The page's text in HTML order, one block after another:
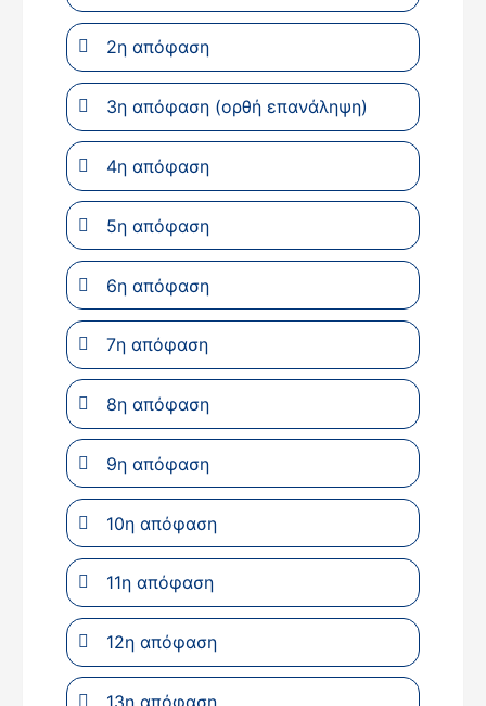
2η απόφαση
3η απόφαση (ορθή επανάληψη)
4η απόφαση
5η απόφαση
6η απόφαση
7η απόφαση
8η απόφαση
9η απόφαση
10η απόφαση
11η απόφαση
12η απόφαση
13η απόφαση